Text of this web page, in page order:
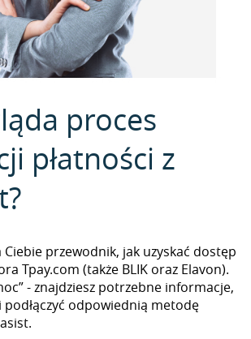
proces
płatności z
przewodnik, jak uzyskać dostęp
Tpay.com (także BLIK oraz Elavon).
- znajdziesz potrzebne informacje,
odpowiednią metodę